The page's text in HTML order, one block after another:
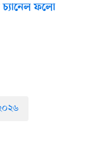
ফলো